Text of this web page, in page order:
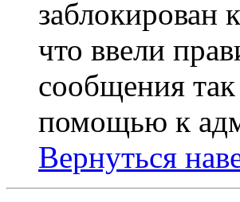
заблокирован
что ввели
сообщения
помощью к
Вернуться